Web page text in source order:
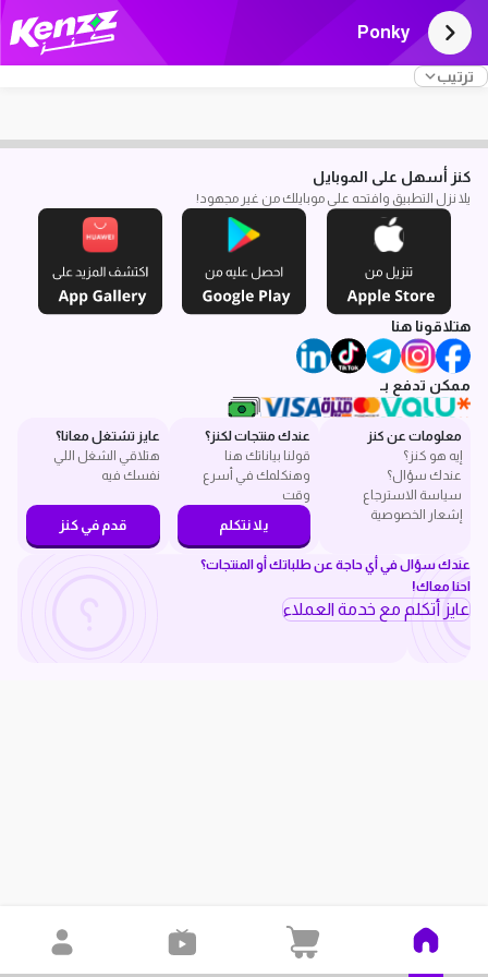
Ponky
ترتيب
كنز أسهل على الموبايل
يلا نزل التطبيق وافتحه على موبايلك من غير مجهود!
هتلاقونا هنا
ممكن تدفع بـ
معلومات عن كنز
إيه هو كنز؟
عندك سؤال؟
سياسة الاسترجاع
إشعار الخصوصية
عندك منتجات لكنز؟
قولنا بياناتك هنا
وهنكلمك في أسرع
وقت
يلا نتكلم
عايز تشتغل معانا؟
هتلاقي الشغل اللي
نفسك فيه
قدم في كنز
عندك سؤال في أي حاجة عن طلباتك أو المنتجات؟
احنا معاك!
عايز أتكلم مع خدمة العملاء